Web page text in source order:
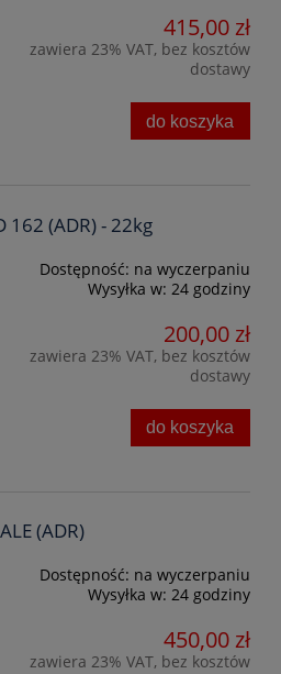
415,00 zł
zawiera 23% VAT, bez kosztów
dostawy
do koszyka
162 (ADR) - 22kg
Dostępność: na wyczerpaniu
Wysyłka w: 24 godziny
200,00 zł
zawiera 23% VAT, bez kosztów
dostawy
do koszyka
(ADR)
Dostępność: na wyczerpaniu
Wysyłka w: 24 godziny
450,00 zł
zawiera 23% VAT, bez kosztów